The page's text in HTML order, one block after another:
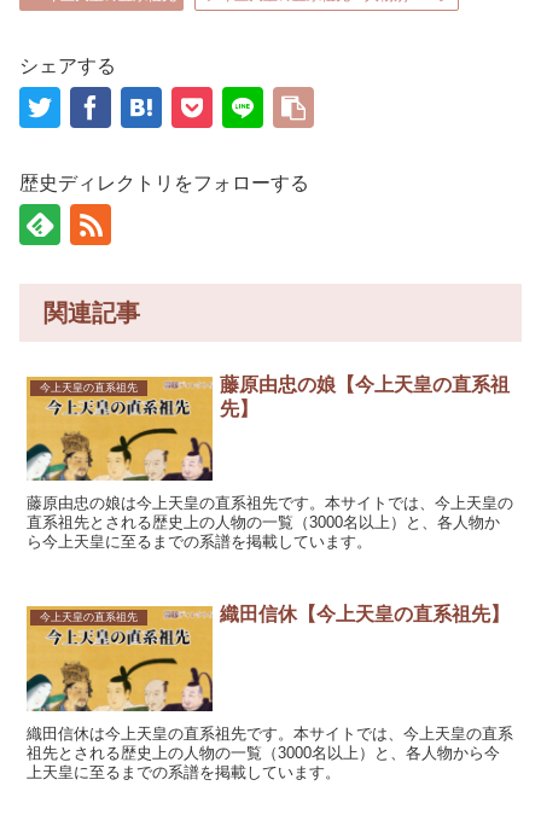
シェアする
歴史ディレクトリをフォローする
関連記事
今上天皇の直系祖先
藤原由忠の娘【今上天皇の直系祖
先】
藤原由忠の娘は今上天皇の直系祖先です。本サイトでは、今上天皇の
直系祖先とされる歴史上の人物の一覧（3000名以上）と、各人物か
ら今上天皇に至るまでの系譜を掲載しています。
今上天皇の直系祖先 織田信休【今上天皇の直系祖先】
織田信休は今上天皇の直系祖先です。本サイトでは、今上天皇の直系
祖先とされる歴史上の人物の一覧（3000名以上）と、各人物から今
上天皇に至るまでの系譜を掲載しています。